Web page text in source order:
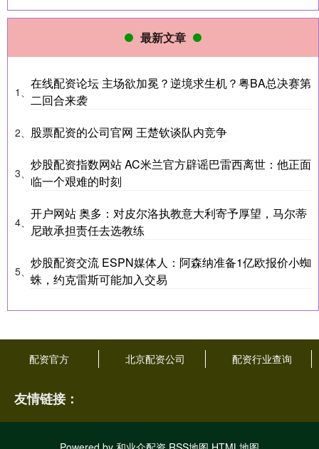
最新文章
1、
在线配资论坛 主场欲加冕？逆境求生机？粤BA总决赛第
二回合来袭
2、 股票配资的公司官网 王楚钦谈队内竞争
3、
炒股配资指数网站 AC米兰官方辟谣巴雷西离世：他正面
临一个艰难的时刻
4、
开户网站 奥多：对皮尔洛执教意大利寄予厚望，马尔蒂
尼敢承担责任去选教练
5、
炒股配资交流 ESPN媒体人：阿森纳准备1亿欧报价小蜘
蛛，约克雷斯可能加入交易
配资官方 北京配资公司 配资行业查询
友情链接：